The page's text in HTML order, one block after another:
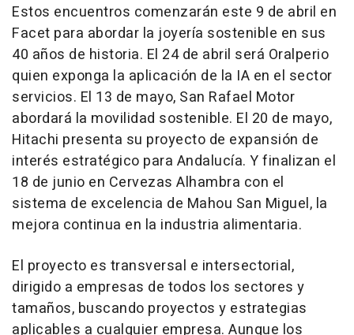
Estos encuentros comenzarán este 9 de abril en
Facet para abordar la joyería sostenible en sus
40 años de historia. El 24 de abril será Oralperio
quien exponga la aplicación de la IA en el sector
servicios. El 13 de mayo, San Rafael Motor
abordará la movilidad sostenible. El 20 de mayo,
Hitachi presenta su proyecto de expansión de
interés estratégico para Andalucía. Y finalizan el
18 de junio en Cervezas Alhambra con el
sistema de excelencia de Mahou San Miguel, la
mejora continua en la industria alimentaria.
El proyecto es transversal e intersectorial,
dirigido a empresas de todos los sectores y
tamaños, buscando proyectos y estrategias
aplicables a cualquier empresa. Aunque los